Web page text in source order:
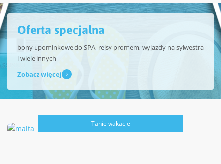
Oferta specjalna
bony upominkowe do SPA, rejsy promem, wyjazdy na sylwestra
i wiele innych
Zobacz więcej
Tanie wakacje